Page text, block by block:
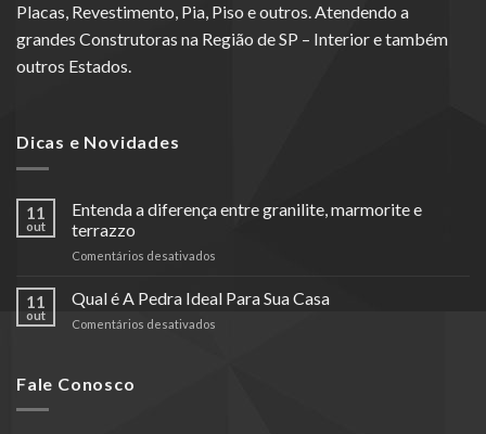
Placas, Revestimento, Pia, Piso e outros. Atendendo a
grandes Construtoras na Região de SP – Interior e também
outros Estados.
Dicas e Novidades
11
out
Entenda a diferença entre granilite, marmorite e
terrazzo
Comentários desativados
a
diferença
11
out
Qual é A Pedra Ideal Para Sua Casa
Comentários desativados
Fale Conosco